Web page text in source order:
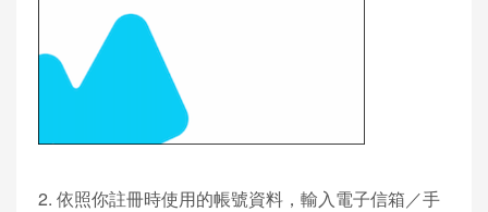
2. 依照你註冊時使用的帳號資料，輸入電子信箱／手